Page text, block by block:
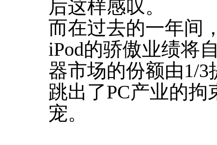
后这样感叹。
而在过去的一年间
iPod的骄傲业绩将
器市场的份额由1/
跳出了PC产业的
宠。